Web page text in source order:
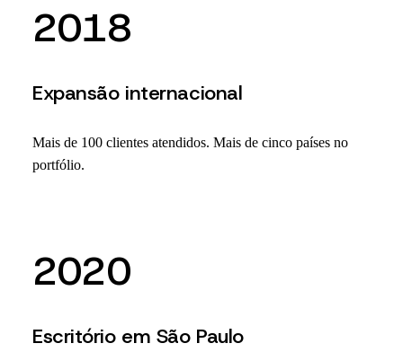
2018
Expansão internacional
Mais de 100 clientes atendidos. Mais de cinco países no
portfólio.
2020
Escritório em São Paulo